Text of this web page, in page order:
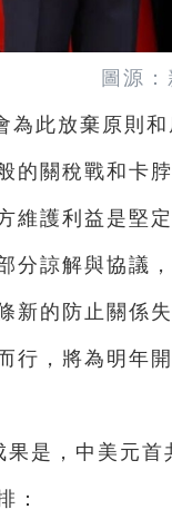
圖源：
為此放棄原則
的關稅戰和卡
維護利益是堅
分諒解與協議
新的防止關係
行，將為明年
果是，中美元
：